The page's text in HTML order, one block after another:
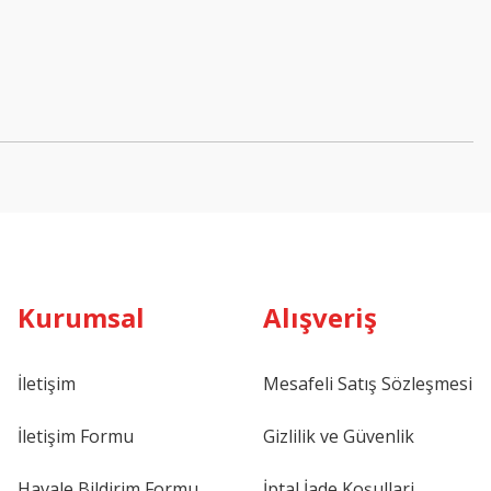
Kurumsal
İletişim
İletişim Formu
Alışveriş
Mesafeli Satış Sözleşmesi
Gizlilik ve Güvenlik